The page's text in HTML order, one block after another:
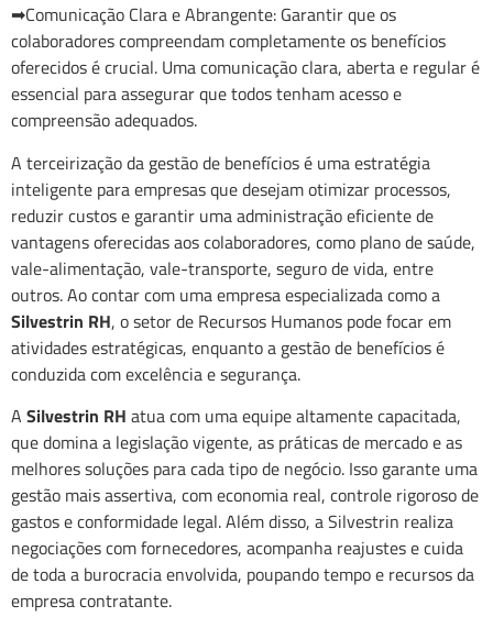
➡Comunicação Clara e Abrangente: Garantir que os
colaboradores compreendam completamente os benefícios
oferecidos é crucial. Uma comunicação clara, aberta e regular é
essencial para assegurar que todos tenham acesso e
compreensão adequados.
A terceirização da gestão de benefícios é uma estratégia
inteligente para empresas que desejam otimizar processos,
reduzir custos e garantir uma administração eficiente de
vantagens oferecidas aos colaboradores, como plano de saúde,
vale-alimentação, vale-transporte, seguro de vida, entre
outros. Ao contar com uma empresa especializada como a
Silvestrin RH, o setor de Recursos Humanos pode focar em
atividades estratégicas, enquanto a gestão de benefícios é
conduzida com excelência e segurança.
A Silvestrin RH atua com uma equipe altamente capacitada,
que domina a legislação vigente, as práticas de mercado e as
melhores soluções para cada tipo de negócio. Isso garante uma
gestão mais assertiva, com economia real, controle rigoroso de
gastos e conformidade legal. Além disso, a Silvestrin realiza
negociações com fornecedores, acompanha reajustes e cuida
de toda a burocracia envolvida, poupando tempo e recursos da
empresa contratante.